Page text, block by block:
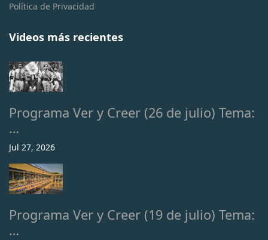
Política de Privacidad
Videos más recientes
Programa Ver y Creer (26 de julio) Tema:
…
Jul 27, 2026
Programa Ver y Creer (19 de julio) Tema:
…